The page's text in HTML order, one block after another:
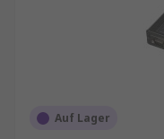
Auf Lager